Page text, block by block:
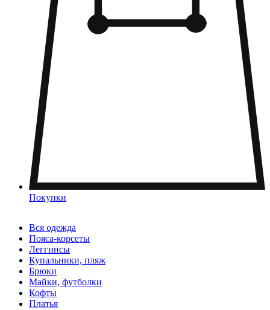
Покупки
Вся одежда
Пояса-корсеты
Леггинсы
Купальники, пляж
Брюки
Майки, футболки
Кофты
Платья